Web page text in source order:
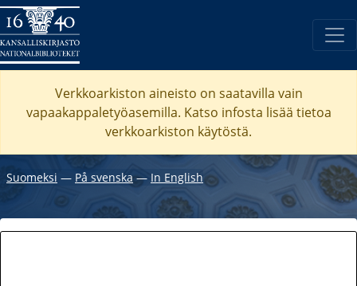
Verkkoarkiston aineisto on saatavilla vain
vapaakappaletyöasemilla. Katso infosta lisää tietoa
verkkoarkiston käytöstä.
Suomeksi ― På svenska― In English